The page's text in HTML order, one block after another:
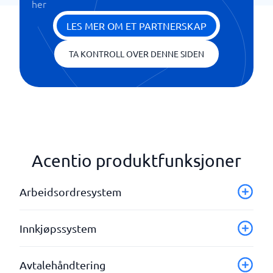
her
LES MER OM ET PARTNERSKAP
TA KONTROLL OVER DENNE SIDEN
Acentio produktfunksjoner
Arbeidsordresystem
Artikkelregister med priser
Digital signering
Innkjøpssystem
Fakturahåndtering
Avtalehåndtering